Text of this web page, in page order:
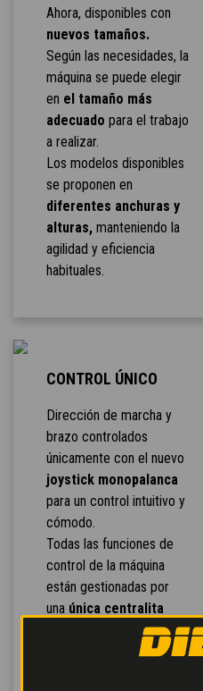
Ahora, disponibles con
nuevos tamaños.
Según las necesidades, la
máquina se puede elegir
en el tamaño más
adecuado para el trabajo
a realizar.
Los modelos disponibles
se proponen en
diferentes anchuras y
alturas,manteniendo la
agilidad y eficiencia
habituales.
CONTROL ÚNICO
Dirección de marcha y
brazo controlados
únicamente con el nuevo
joystick monopalanca
para un control intuitivo y
cómodo.
Todas las funciones de
control de la máquina
están gestionadas por
una única centralita
que determina los
parámetros óptimos de